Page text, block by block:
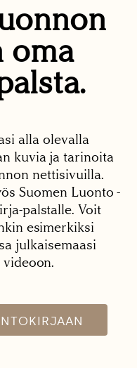
oma
alla olevalla
kuvia ja tarinoita
nettisivuilla.
Suomen Luonto -
palstalle. Voit
esimerkiksi
julkaisemaasi